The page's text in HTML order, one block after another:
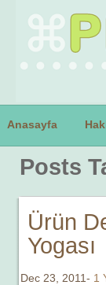
Anasayfa
Posts
Ürün
Yogası
Dec 23, 2011- 1